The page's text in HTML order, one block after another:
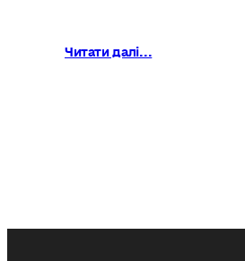
Читати далі...